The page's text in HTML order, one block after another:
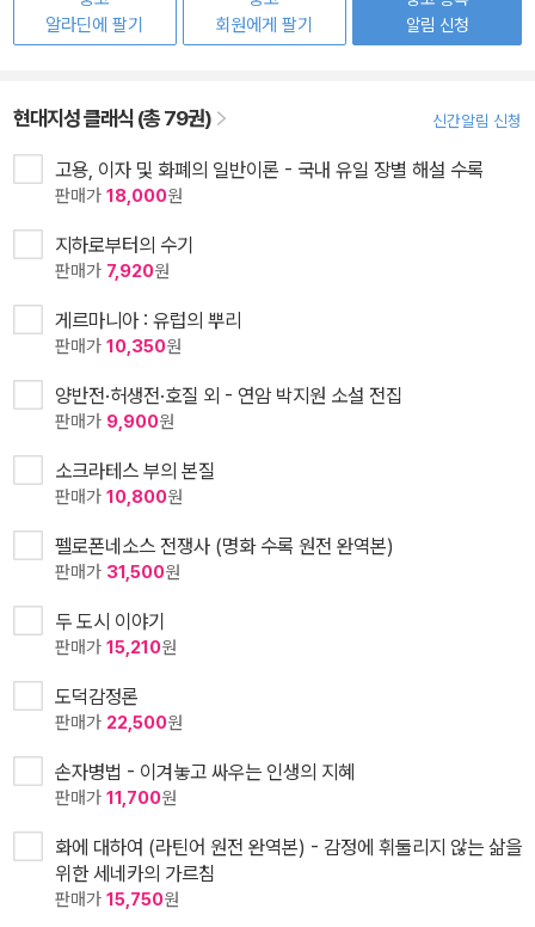
알라딘에 팔기
회원에게 팔기
알림 신청
현대지성 클래식 (총 79권) 신간알림 신청
고용, 이자 및 화폐의 일반이론 - 국내 유일 장별 해설 수록
판매가 18,000원
지하로부터의 수기
판매가 7,920원
게르마니아 : 유럽의 뿌리
판매가 10,350원
양반전·허생전·호질 외 - 연암 박지원 소설 전집
판매가 9,900원
소크라테스 부의 본질
판매가 10,800원
펠로폰네소스 전쟁사 (명화 수록 원전 완역본)
판매가 31,500원
두 도시 이야기
판매가 15,210원
도덕감정론
판매가 22,500원
손자병법 - 이겨놓고 싸우는 인생의 지혜
판매가 11,700원
화에 대하여 (라틴어 원전 완역본) - 감정에 휘둘리지 않는 삶을
위한 세네카의 가르침
판매가 15,750원